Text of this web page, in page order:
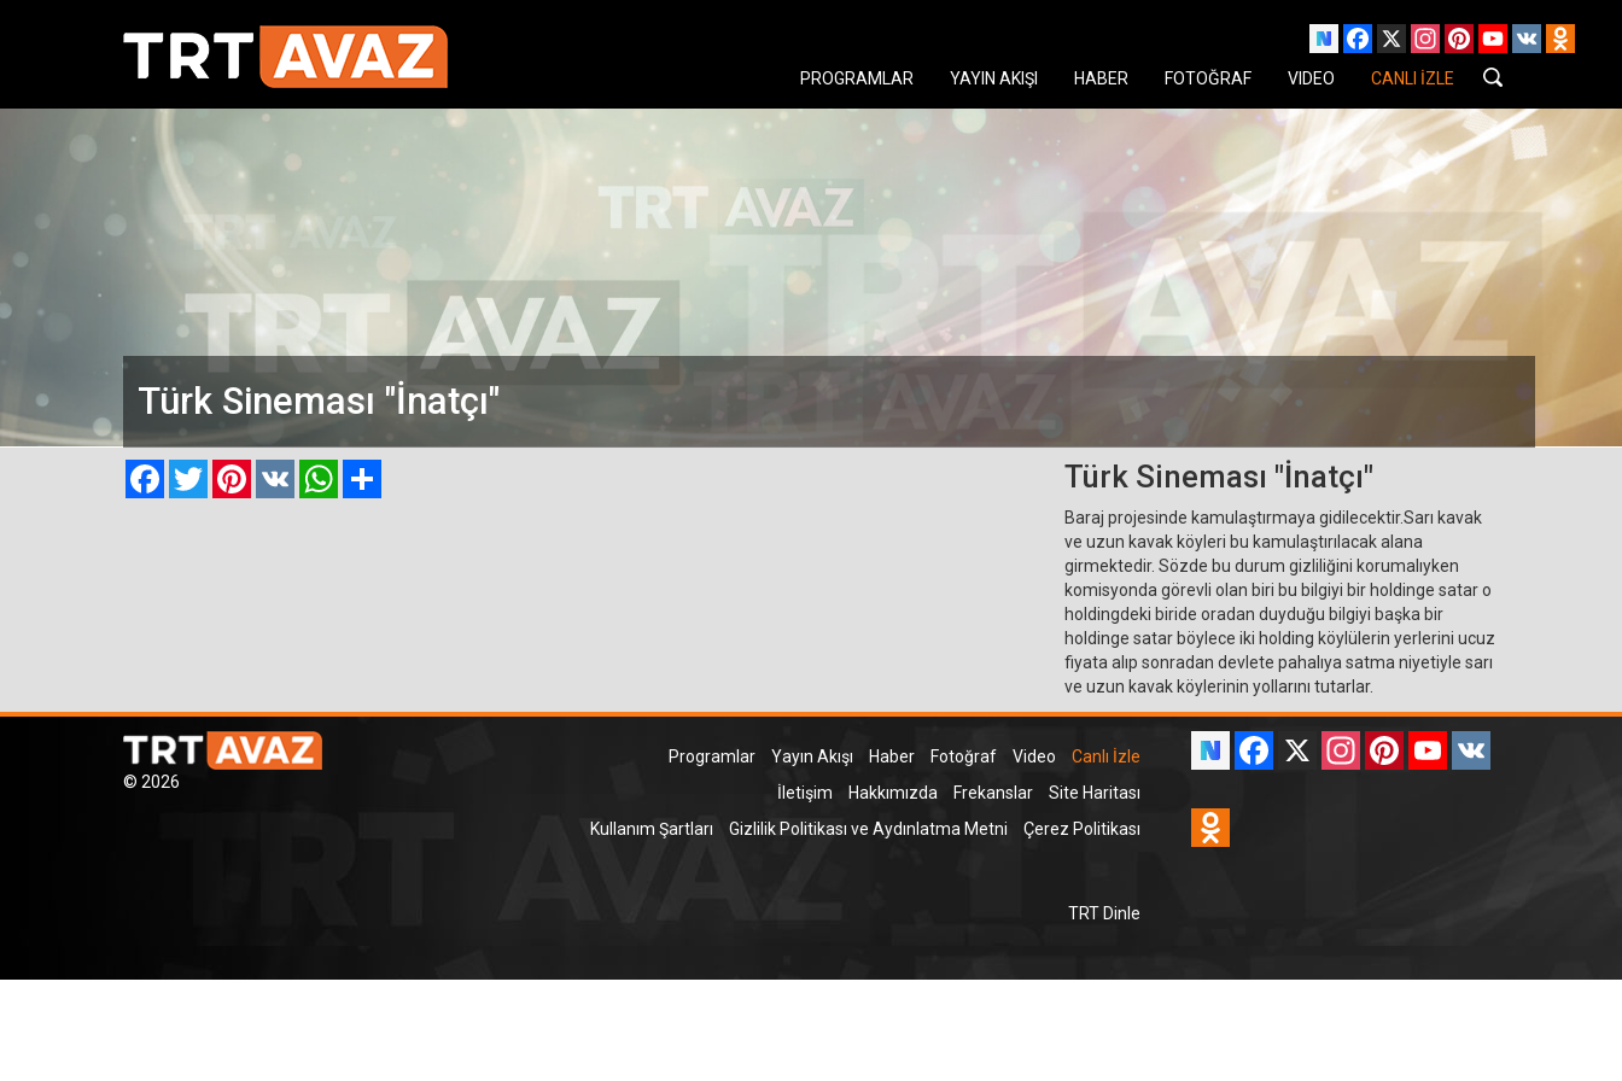
Facebook
X Instagram
PinterestYouTube
VK
PROGRAMLAR YAYIN AKIŞI HABER FOTOĞRAF VIDEO CANLI İZLE
Türk Sineması "İnatçı"
FacebookTwitterPinterest
VK WhatsApp Türk Sineması "İnatçı"
Baraj projesinde kamulaştırmaya gidilecektir.Sarı kavak
ve uzun kavak köyleri bu kamulaştırılacak alana
girmektedir. Sözde bu durum gizliliğini korumalıyken
komisyonda görevli olan biri bu bilgiyi bir holdinge satar o
holdingdeki biride oradan duyduğu bilgiyi başka bir
holdinge satar böylece iki holding köylülerin yerlerini ucuz
fiyata alıp sonradan devlete pahalıya satma niyetiyle sarı
ve uzun kavak köylerinin yollarını tutarlar.
© 2026
Programlar Yayın Akışı Haber Fotoğraf Video
Canlı İzle
İletişim
Hakkımızda Frekanslar
Site Haritası
Kullanım Şartları
Gizlilik Politikası ve Aydınlatma Metni Çerez Politikası
Facebook
X InstagramPinterestYouTube
TRT Dinle